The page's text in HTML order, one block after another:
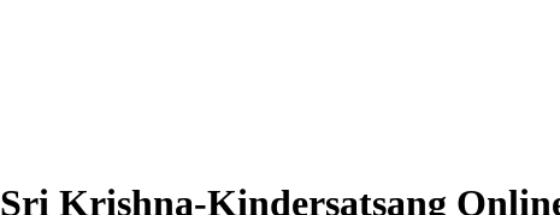
Sri Krishna-Kindersatsang